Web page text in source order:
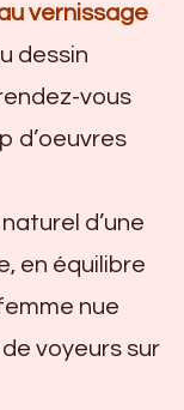
vernissage
dessin
vous
d’oeuvres
d’une
en équilibre
nue
voyeurs sur